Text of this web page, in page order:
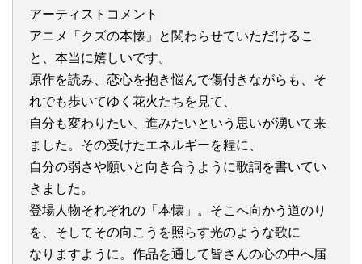
アーティストコメント
アニメ「クズの本懐」と関わらせていただけるこ
と、本当に嬉しいです。
原作を読み、恋心を抱き悩んで傷付きながらも、そ
れでも歩いてゆく花火たちを見て、
自分も変わりたい、進みたいという思いが湧いて来
ました。その受けたエネルギーを糧に、
自分の弱さや願いと向き合うように歌詞を書いてい
きました。
登場人物それぞれの「本懐」。そこへ向かう道のり
を、そしてその向こうを照らす光のような歌に
なりますように。作品を通して皆さんの心の中へ届